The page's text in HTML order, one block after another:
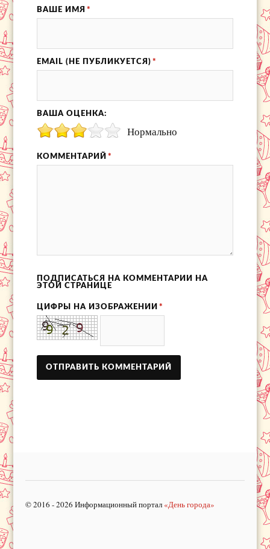
ВАШЕ ИМЯ *
EMAIL (НЕ ПУБЛИКУЕТСЯ) *
ВАША ОЦЕНКА:
Нормально
КОММЕНТАРИЙ *
ПОДПИСАТЬСЯ НА КОММЕНТАРИИ НА
ЭТОЙ СТРАНИЦЕ
ЦИФРЫ НА ИЗОБРАЖЕНИИ *
© 2016 - 2026 Информационный портал «День города»